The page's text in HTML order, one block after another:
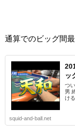
通算でのビッグ間
ッ
つ
男
け
squid-and-ball.net